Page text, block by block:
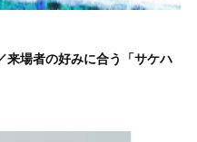
来場者の好みに合う「サケハ